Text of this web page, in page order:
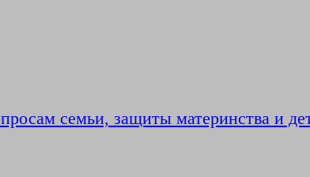
семьи, защиты материнства и